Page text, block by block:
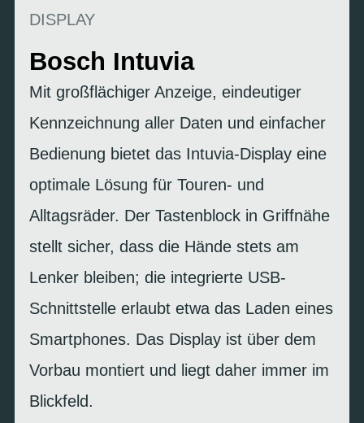
DISPLAY
Bosch Intuvia
Mit großflächiger Anzeige, eindeutiger
Kennzeichnung aller Daten und einfacher
Bedienung bietet das Intuvia-Display eine
optimale Lösung für Touren- und
Alltagsräder. Der Tastenblock in Griffnähe
stellt sicher, dass die Hände stets am
Lenker bleiben; die integrierte USB-
Schnittstelle erlaubt etwa das Laden eines
Smartphones. Das Display ist über dem
Vorbau montiert und liegt daher immer im
Blickfeld.